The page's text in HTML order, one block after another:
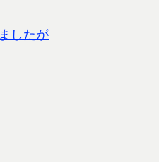
したが